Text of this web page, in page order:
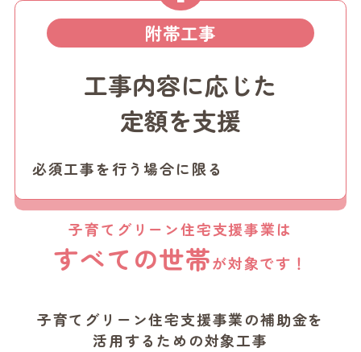
附帯工事
工事内容に応じた
定額を支援
必須工事を行う場合に限る
子育てグリーン住宅支援事業は
すべての世帯が対象です！
子育てグリーン住宅支援事業の補助金を
活用するための対象工事